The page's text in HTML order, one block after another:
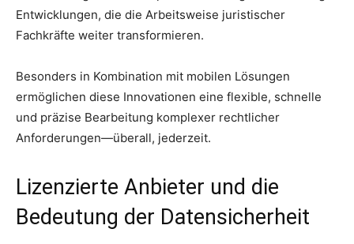
Entwicklungen, die die Arbeitsweise juristischer
Fachkräfte weiter transformieren.
Besonders in Kombination mit mobilen Lösungen
ermöglichen diese Innovationen eine flexible, schnelle
und präzise Bearbeitung komplexer rechtlicher
Anforderungen—überall, jederzeit.
Lizenzierte Anbieter und die
Bedeutung der Datensicherheit